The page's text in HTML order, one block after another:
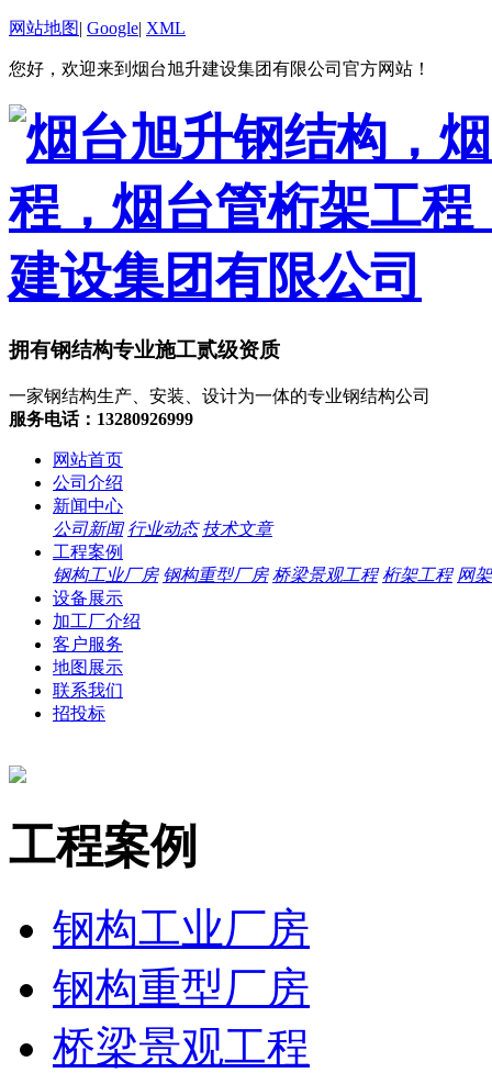
网站地图| Google| XML
您好，欢迎来到烟台旭升建设集团有限公司官方网站！
拥有钢结构专业施工贰级资质
一家钢结构生产、安装、设计为一体的专业钢结构公司
服务电话：13280926999
网站首页
公司介绍
新闻中心
公司新闻 行业动态 技术文章
工程案例
钢构工业厂房 钢构重型厂房 桥梁景观工程 桁架工程 网
设备展示
加工厂介绍
客户服务
地图展示
联系我们
招投标
工程案例
钢构工业厂房
钢构重型厂房
桥梁景观工程